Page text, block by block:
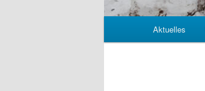
Aktuelles